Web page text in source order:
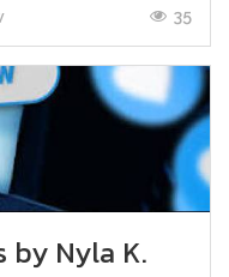
35
by Nyla K.